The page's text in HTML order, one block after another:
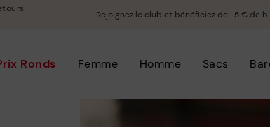
Rejoignez le club et bénéficiez de -5 € de
Ronds Femme Homme Sacs